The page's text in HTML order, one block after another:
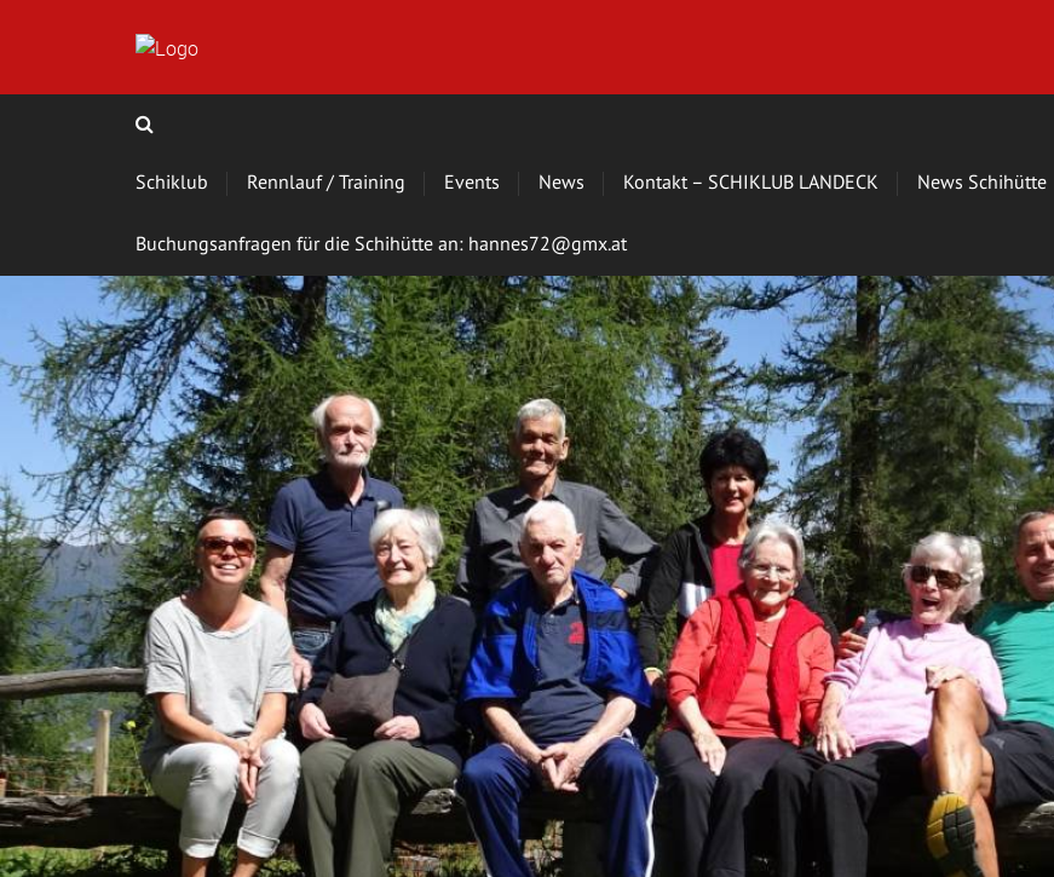
Schiklub Rennlauf / Training Events News Kontakt – SCHIKLUB LANDECK News Schihütte
Buchungsanfragen für die Schihütte an: hannes72@gmx.at